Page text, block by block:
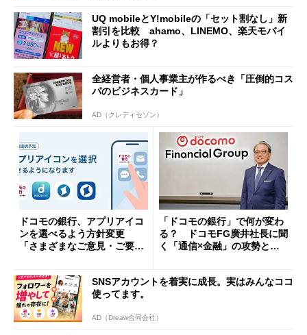
UQ mobileとY!mobileの「セット割なし」新
割引を比較 ahamo、LINEMO、楽天モバイ
ルよりもお得？
全経営者・個人事業主が作るべき「圧倒的コス
パのビジネスカード」
AD（クレディセゾン）
ドコモの銀行、アプリアイコ
ンを選べるよう方針変更
「さまざまなご意見・ご要望
「ドコモの銀行」で何が変わ
る？ ドコモFG廣井社長に聞
く「通信×金融」の攻勢とグ
SNSアカウントを着実に成長。実はみんなココ
使ってます。
AD（Dreaw合同会社）